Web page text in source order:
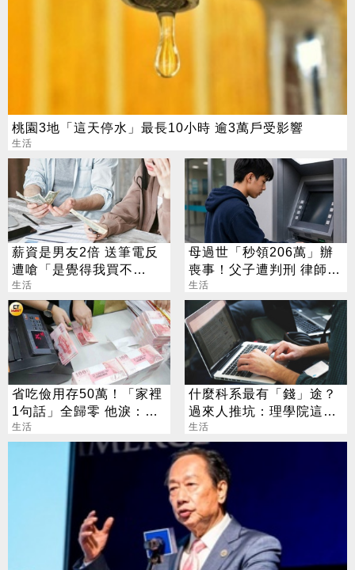
桃園3地「這天停水」最長10小時 逾3萬戶受影響
生活
薪資是男友2倍 送筆電反
遭嗆「是覺得我買不
起」？ 網齊勸快逃
生活
母過世「秒領206萬」辦
喪事！父子遭判刑 律師：
搶錢先下手是罪
生活
省吃儉用存50萬！「家裡
1句話」全歸零 他淚：窮
人小孩活著好難
生活
什麼科系最有「錢」途？
過來人推坑：理學院這科
系賺最多
生活